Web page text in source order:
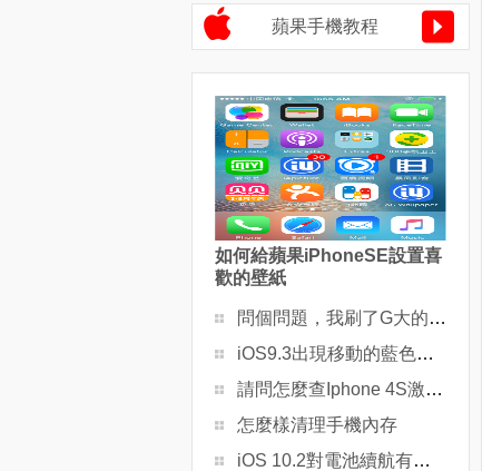
蘋果手機教程
如何給蘋果iPhoneSE設置喜
歡的壁紙
問個問題，我刷了G大的2.2 romV1.2 發現handcent sms有個問題
iOS9.3出現移動的藍色小圓點怎麼辦？
請問怎麼查Iphone 4S激活時間？急救
怎麼樣清理手機內存
iOS 10.2對電池續航有沒有改善？